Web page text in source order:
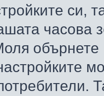
си,
обърнете